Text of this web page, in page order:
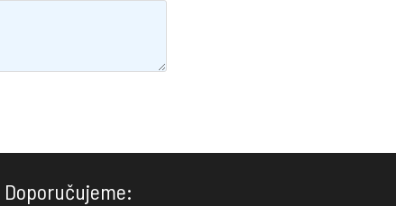
Doporučujeme: